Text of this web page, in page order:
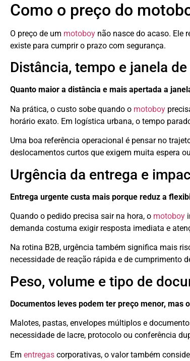
Como o preço do
O preço de um motoboy não nasce do acaso. Ele
existe para cumprir o prazo com segurança.
Distância, tempo e janela
Quanto maior a distância e mais apertada a
Na prática, o custo sobe quando o motoboy
horário exato. Em logística urbana, o tempo
Uma boa referência operacional é pensar no
deslocamentos curtos que exigem muita espera
Urgência da entrega e
Entrega urgente custa mais porque reduz a
Quando o pedido precisa sair na hora, o motoboy
demanda costuma exigir resposta imediata e
Na rotina B2B, urgência também significa mais
necessidade de reação rápida e de cumprimento
Peso, volume e tipo de
Documentos leves podem ter preço menor, mas
Malotes, pastas, envelopes múltiplos e
necessidade de lacre, protocolo ou conferência
Em entregas corporativas, o valor também